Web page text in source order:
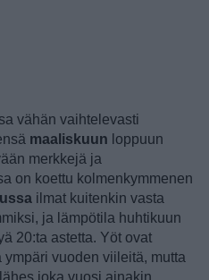
vähän vaihtelevasti
maaliskuun loppuun
merkkejä ja
on koettu kolmenkymmenen
ilmat kuitenkin vasta
ja lämpötila huhtikuun
20:ta astetta. Yöt ovat
vuoden viileitä, mutta
joka vuosi ainakin